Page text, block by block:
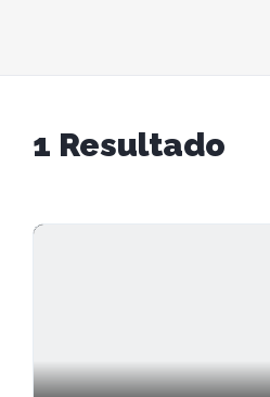
1 Resultado